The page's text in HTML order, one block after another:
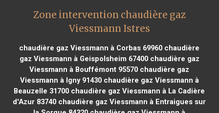
Zone intervention chaudière gaz
Viessmann Istres
chaudière gaz Viessmann à Corbas 69960 chaudière
gaz Viessmann à Geispolsheim 67400chaudière gaz
Viessmann à Bouffémont 95570 chaudière gaz
Viessmann à Igny 91430chaudière gaz Viessmann à
Beauzelle 31700 chaudière gaz Viessmann à La Cadière
d'Azur 83740 chaudière gaz Viessmann à Entraigues sur